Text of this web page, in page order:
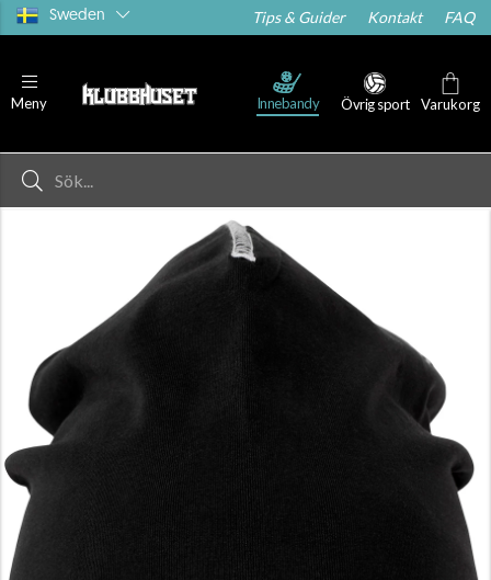
Sweden Tips & Guider Kontakt FAQ
Meny Innebandy Övrig sport Varukorg